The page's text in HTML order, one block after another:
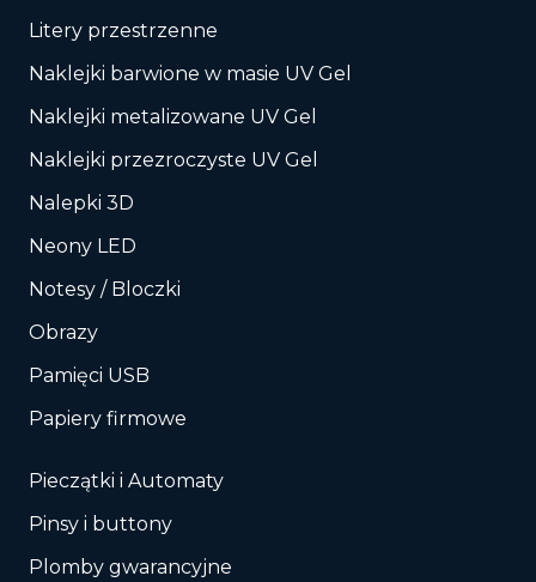
Litery przestrzenne
Naklejki barwione w masie UV Gel
Naklejki metalizowane UV Gel
Naklejki przezroczyste UV Gel
Nalepki 3D
Neony LED
Notesy / Bloczki
Obrazy
Pamięci USB
Papiery firmowe
Pieczątki i Automaty
Pinsy i buttony
Plomby gwarancyjne